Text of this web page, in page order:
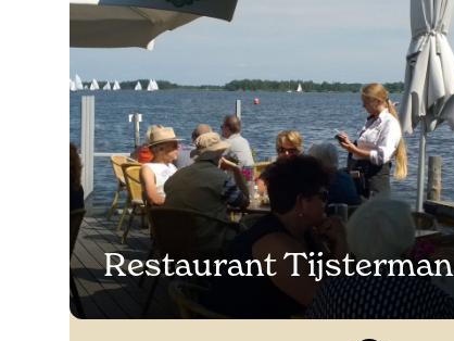
Restaurant Tijsterman